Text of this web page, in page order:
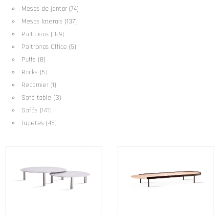
Mesas de jantar (74)
Mesas laterais (137)
Poltronas (169)
Poltronas Office (5)
Puffs (8)
Racks (5)
Recamier (1)
Sofá table (3)
Sofás (141)
Tapetes (45)